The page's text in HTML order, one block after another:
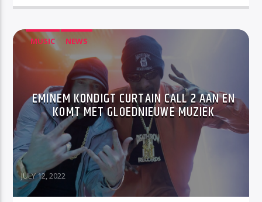
MUSIC NEWS
EMINEM KONDIGT CURTAIN CALL 2 AAN EN
KOMT MET GLOEDNIEUWE MUZIEK
JULY 12, 2022